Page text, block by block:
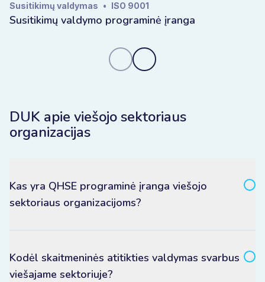
Susitikimų valdymas • ISO 9001
Susitikimų valdymo programinė įranga
DUK apie viešojo sektoriaus
organizacijas
Kas yra QHSE programinė įranga viešojo
sektoriaus organizacijoms?
Kodėl skaitmeninės atitikties valdymas svarbus
viešajame sektoriuje?